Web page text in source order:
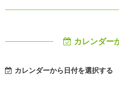
カレンダー
カレンダーから日付を選択する